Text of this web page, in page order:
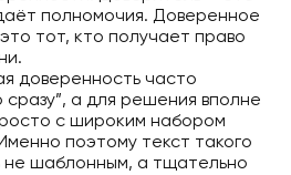
полномочия. Доверенное
тот, кто получает право
доверенность часто
сразу”, а для решения вполне
с широким набором
поэтому текст такого
не шаблонным, а тщательно